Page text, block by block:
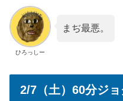
ひろっしー
まぢ最悪。
2/7（土）60分ジョ